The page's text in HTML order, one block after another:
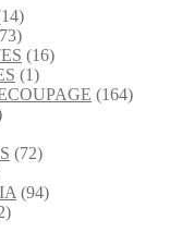
(16)
(1)
(164)
(72)
(94)